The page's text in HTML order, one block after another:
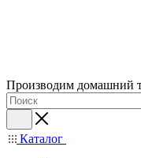
Производим домашний
Каталог